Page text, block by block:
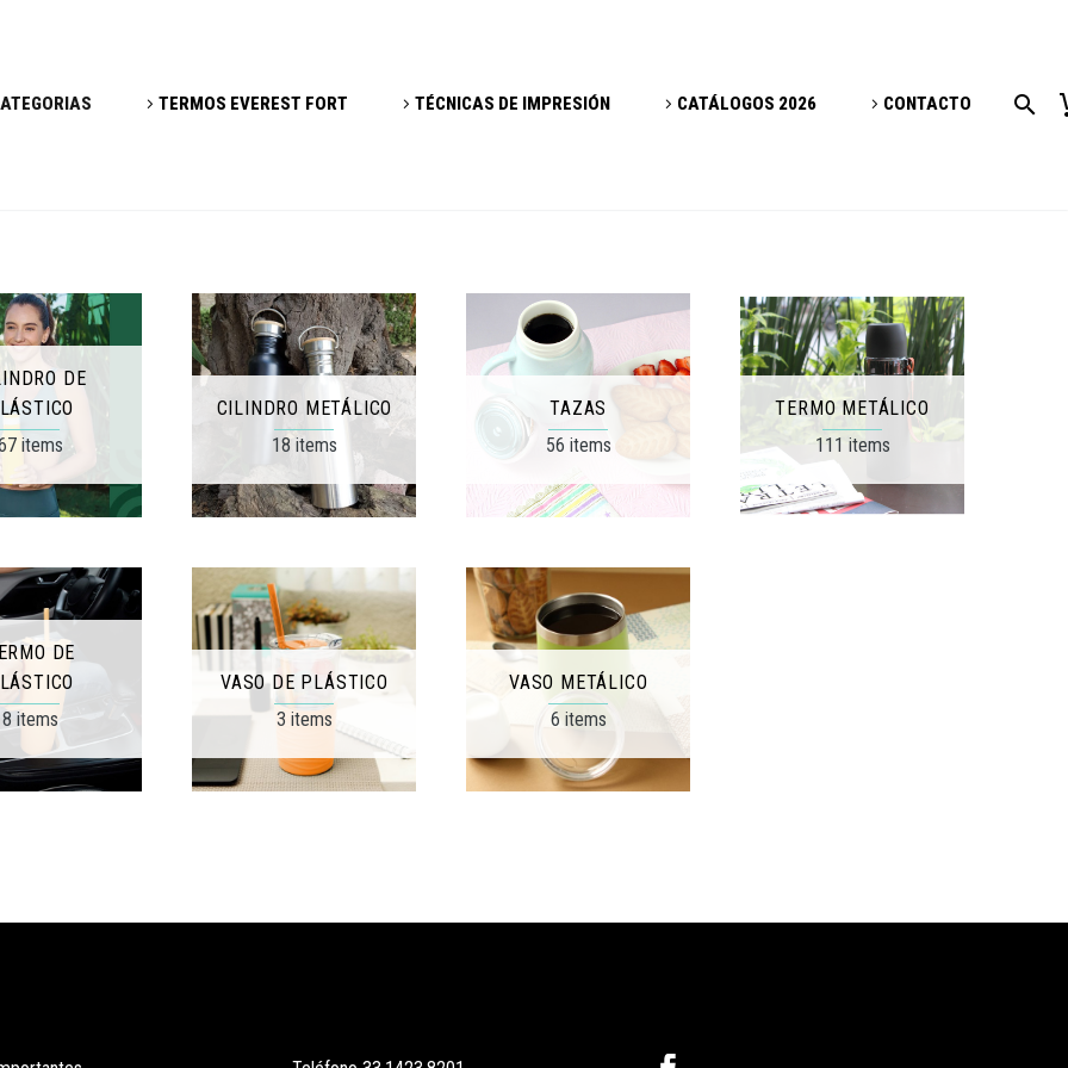
TERMOS EVEREST FORT TÉCNICAS DE IMPRESIÓN CATÁLOGOS 2026 CONTACTO
DE
items
CILINDRO METÁLICO
18 items
TAZAS
56 items
TERMO METÁLICO
111 items
DE
8 items
VASO DE PLÁSTICO
3 items
VASO METÁLICO
6 items